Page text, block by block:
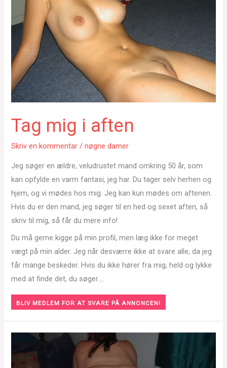
Tag mig i aften
Skriv en kommentar /nøgne damer
Jeg søger en ældre, veludrustet mand omkring 50 år, som
kan opfylde en varm fantasi, jeg har. Du tager selv herhen og
hjem, og vi mødes hos mig. Jeg kan kun mødes om aftenen.
Hvis du er den mand, jeg søger til en hed og sexet aften, så
skriv til mig, så får du mere info!
Du må gerne kigge på min profil, men læg ikke for meget
vægt på min alder. Jeg når desværre ikke at svare alle, da jeg
får mange beskeder. Hvis du ikke hører fra mig, held og lykke
med at finde det, du søger….
BLIV MEDLEM FOR AT SVARE PÅ ANNONCEN!